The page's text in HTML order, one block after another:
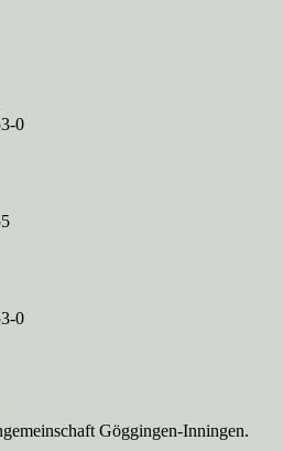
0
0
Göggingen-Inningen.